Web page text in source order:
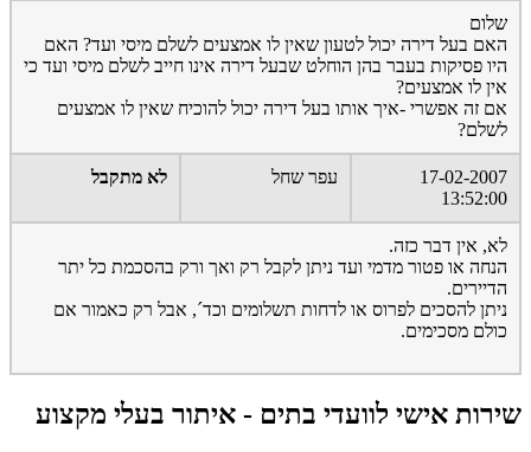
שלום
האם בעל דירה יכול לטעון שאין לו אמצעים לשלם מיסי ועד? האם
היו פסיקות בעבר בהן הוחלט שבעל דירה אינו חייב לשלם מיסי ועד כי
אין לו אמצעים?
אם זה אפשרי -איך אותו בעל דירה יכול להוכיח שאין לו אמצעים
לשלם?
17-02-2007
13:52:00
עפר שחל לא מתקבל
לא, אין דבר כזה.
הנחה או פטור מדמי ועד ניתן לקבל רק ואך ורק בהסכמת כל יתר
הדיירים.
ניתן להסכים לפרוס או לדחות תשלומים וכד´, אבל רק כאמור אם
כולם מסכימים.
שירות אישי לוועדי בתים - איתור בעלי מקצוע